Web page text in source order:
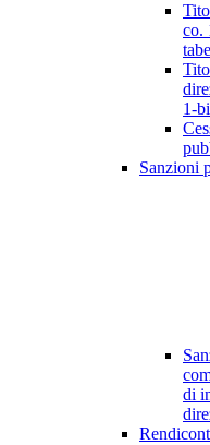
co.
1-
Sanzioni
di